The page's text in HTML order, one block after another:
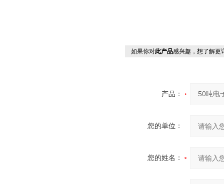
如果你对此产品感兴趣，想了解更
产品：
您的单位：
您的姓名：